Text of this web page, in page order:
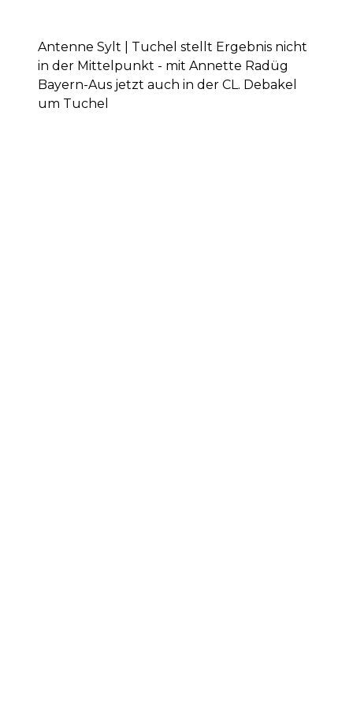
Antenne Sylt | Tuchel stellt Ergebnis nicht
in der Mittelpunkt - mit Annette Radüg
Bayern-Aus jetzt auch in der CL. Debakel
um Tuchel